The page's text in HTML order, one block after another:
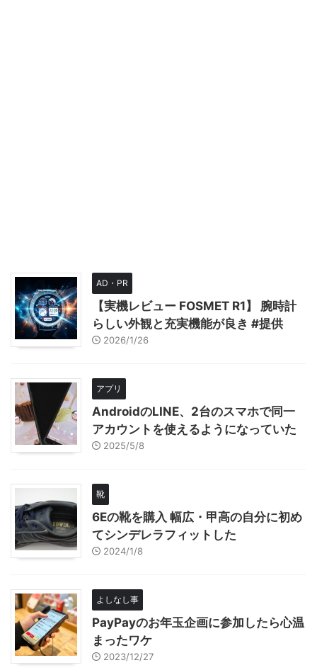
AD・PR
【実機レビュー FOSMET R1】 腕時計
らしい外観と充実機能が良き #提供
2026/1/26
アプリ
AndroidのLINE、2台のスマホで同一
アカウントを使えるようになっていた
2025/5/8
靴
6Eの靴を購入 幅広・甲高の自分に初め
てシンデレラフィットした
2024/1/8
よしなし事
PayPayのお年玉企画に参加したら心温
まったワケ
2023/12/27